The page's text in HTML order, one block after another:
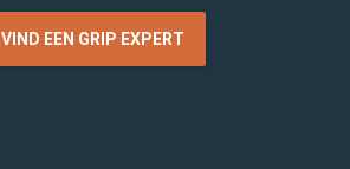
VIND EEN GRIP EXPERT